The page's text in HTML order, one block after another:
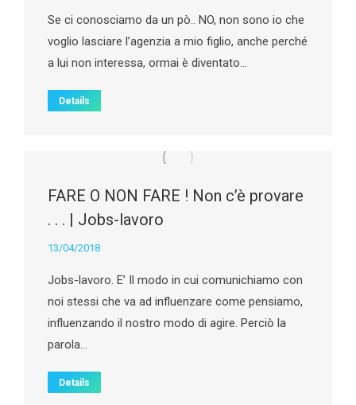
Se ci conosciamo da un pò.. NO, non sono io che
voglio lasciare l’agenzia a mio figlio, anche perché
a lui non interessa, ormai è diventato…
Details
FARE O NON FARE ! Non c’è provare
. . . | Jobs-lavoro
13/04/2018
Jobs-lavoro. E’ Il modo in cui comunichiamo con
noi stessi che va ad influenzare come pensiamo,
influenzando il nostro modo di agire. Perciò la
parola…
Details